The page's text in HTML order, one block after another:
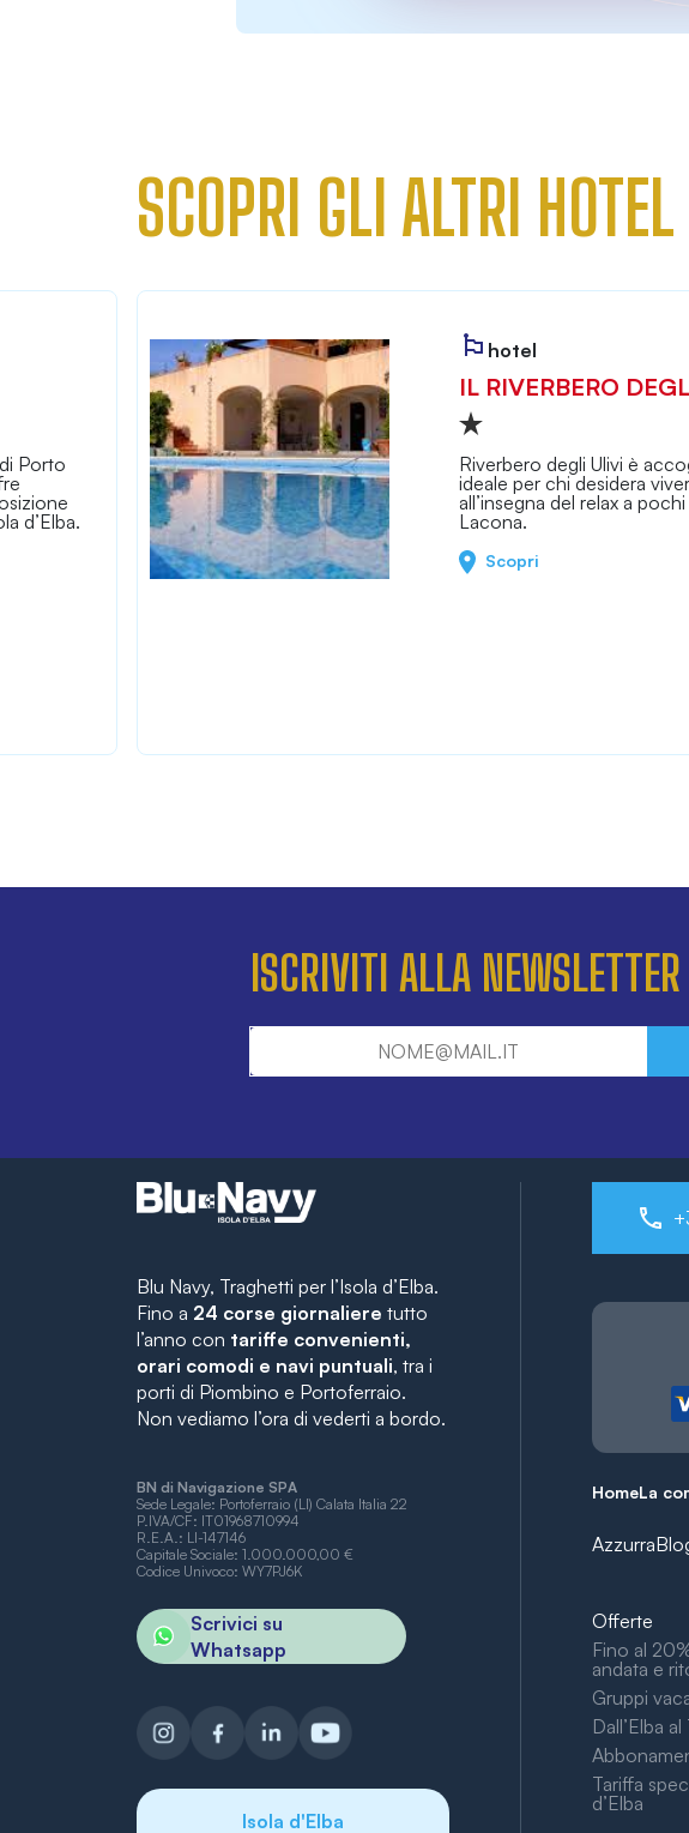
SCOPRI GLI ALTRI HOTEL
Porto
d’Elba.
hotel
IL RIVERBERO
Riverbero degli Ulivi è
ideale per chi desidera
all’insegna del relax a
Lacona.
Scopri
ISCRIVITI ALLA NEWSLETTER
Blu Navy, Traghetti per l’Isola d’Elba.
Fino a 24 corse giornaliere tutto
l’anno con tariffe convenienti,
orari comodi e navi puntuali, tra i
porti di Piombino e Portoferraio.
Non vediamo l’ora di vederti a bordo.
BN di Navigazione SPA
Sede Legale: Portoferraio (LI) Calata Italia 22
P.IVA/CF: IT01968710994
R.E.A.: LI-147146
Capitale Sociale: 1.000.000,00 €
Codice Univoco: WY7PJ6K
Scrivici su
Whatsapp
Isola d'Elba
HomeLa
Azzurra
Offerte
Fino al
andata e
Gruppi
Dall’Elba
Tariffa
d’Elba